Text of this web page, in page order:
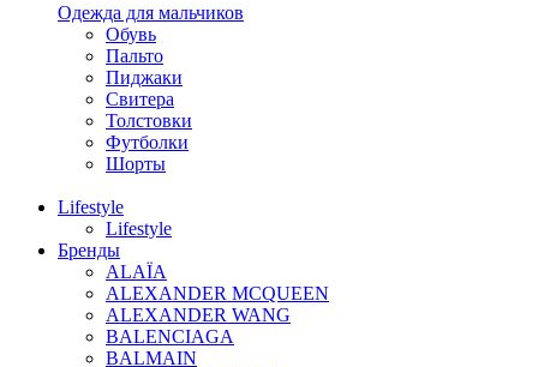
Одежда для мальчиков
Обувь
Пальто
Пиджаки
Свитера
Толстовки
Футболки
Шорты
Lifestyle
Lifestyle
Бренды
ALAÏA
ALEXANDER MCQUEEN
ALEXANDER WANG
BALENCIAGA
BALMAIN